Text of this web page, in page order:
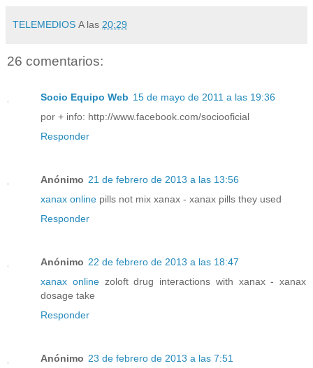
TELEMEDIOS A las 20:29
26 comentarios:
Socio Equipo Web 15 de mayo de 2011 a las 19:36
por + info: http://www.facebook.com/sociooficial
Responder
Anónimo 21 de febrero de 2013 a las 13:56
xanax online pills not mix xanax - xanax pills they used
Responder
Anónimo 22 de febrero de 2013 a las 18:47
xanax onlinezoloft drug interactions with xanax - xanax
dosage take
Responder
Anónimo 23 de febrero de 2013 a las 7:51